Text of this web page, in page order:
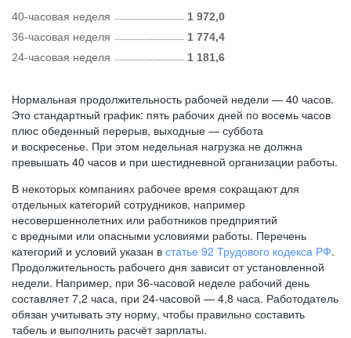
40-часовая неделя
1 972,0
36-часовая неделя
1 774,4
24-часовая неделя
1 181,6
Нормальная продолжительность рабочей недели — 40 часов.
Это стандартный график: пять рабочих дней по восемь часов
плюс обеденный перерыв, выходные — суббота
и воскресенье. При этом недельная нагрузка не должна
превышать 40 часов и при шестидневной организации работы.
В некоторых компаниях рабочее время сокращают для
отдельных категорий сотрудников, например
несовершеннолетних или работников предприятий
с вредными или опасными условиями работы. Перечень
категорий и условий указан в статье 92 Трудового кодекса РФ.
Продолжительность рабочего дня зависит от установленной
недели. Например, при 36-часовой неделе рабочий день
составляет 7,2 часа, при 24-часовой — 4,8 часа. Работодатель
обязан учитывать эту норму, чтобы правильно составить
табель и выполнить расчёт зарплаты.